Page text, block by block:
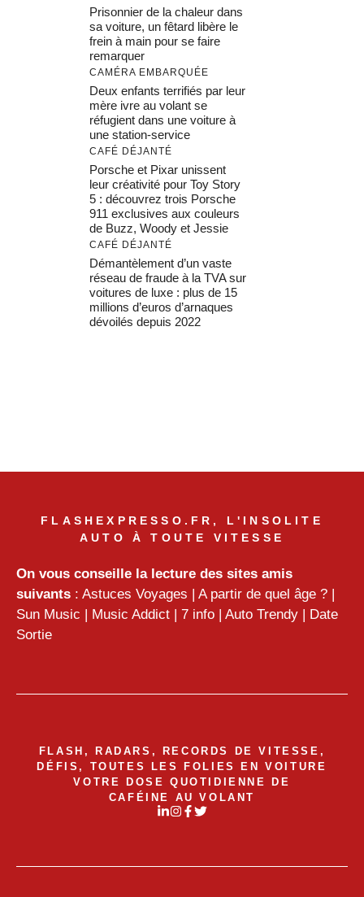
Prisonnier de la chaleur dans
sa voiture, un fêtard libère le
frein à main pour se faire
remarquer
CAMÉRA EMBARQUÉE
Deux enfants terrifiés par leur
mère ivre au volant se
réfugient dans une voiture à
une station-service
CAFÉ DÉJANTÉ
Porsche et Pixar unissent
leur créativité pour Toy Story
5 : découvrez trois Porsche
911 exclusives aux couleurs
de Buzz, Woody et Jessie
CAFÉ DÉJANTÉ
Démantèlement d’un vaste
réseau de fraude à la TVA sur
voitures de luxe : plus de 15
millions d’euros d’arnaques
dévoilés depuis 2022
FLASHEXPRESSO.FR, L'INSOLITE
AUTO À TOUTE VITESSE
On vous conseille la lecture des sites amis
suivants : Astuces Voyages | A partir de quel âge ? |
Sun Music | Music Addict | 7 info | Auto Trendy | Date
Sortie
FLASH, RADARS, RECORDS DE VITESSE,
DÉFIS, TOUTES LES FOLIES EN VOITURE
VOTRE DOSE QUOTIDIENNE DE
CAFÉINE AU VOLANT